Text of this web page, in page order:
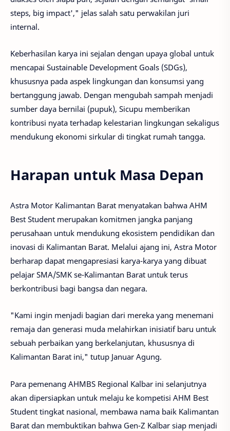
steps, big impact'," jelas salah satu perwakilan juri
internal.
Keberhasilan karya ini sejalan dengan upaya global untuk
mencapai Sustainable Development Goals (SDGs),
khususnya pada aspek lingkungan dan konsumsi yang
bertanggung jawab. Dengan mengubah sampah menjadi
sumber daya bernilai (pupuk), Sicupu memberikan
kontribusi nyata terhadap kelestarian lingkungan sekaligus
mendukung ekonomi sirkular di tingkat rumah tangga.
Harapan untuk Masa Depan
Astra Motor Kalimantan Barat menyatakan bahwa AHM
Best Student merupakan komitmen jangka panjang
perusahaan untuk mendukung ekosistem pendidikan dan
inovasi di Kalimantan Barat. Melalui ajang ini, Astra Motor
berharap dapat mengapresiasi karya-karya yang dibuat
pelajar SMA/SMK se-Kalimantan Barat untuk terus
berkontribusi bagi bangsa dan negara.
"Kami ingin menjadi bagian dari mereka yang menemani
remaja dan generasi muda melahirkan inisiatif baru untuk
sebuah perbaikan yang berkelanjutan, khususnya di
Kalimantan Barat ini," tutup Januar Agung.
Para pemenang AHMBS Regional Kalbar ini selanjutnya
akan dipersiapkan untuk melaju ke kompetisi AHM Best
Student tingkat nasional, membawa nama baik Kalimantan
Barat dan membuktikan bahwa Gen-Z Kalbar siap menjadi